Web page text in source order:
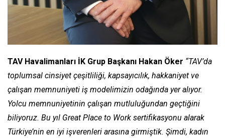
TAV Havalimanları İK Grup Başkanı Hakan Öker “TAV’da
toplumsal cinsiyet çeşitliliği, kapsayıcılık, hakkaniyet ve
çalışan memnuniyeti iş modelimizin odağında yer alıyor.
Yolcu memnuniyetinin çalışan mutluluğundan geçtiğini
biliyoruz. Bu yıl Great Place to Work sertifikasyonu alarak
Türkiye’nin en iyi işverenleri arasına girmiştik. Şimdi, kadın